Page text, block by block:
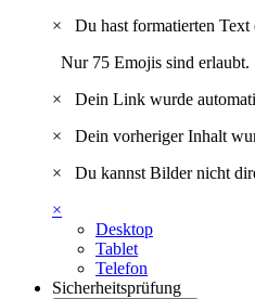
×
Du hast formatierten
Nur 75 Emojis sind erlaubt.
×
Dein Link wurde
×
Dein vorheriger Inhalt
×
Du kannst Bilder nicht
×
Desktop
Tablet
Telefon
Sicherheitsprüfung